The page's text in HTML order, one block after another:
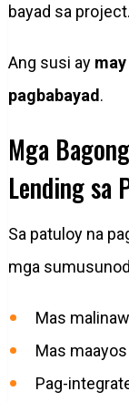
bayad sa project.
Ang susi ay
pagbabayad .
Mga
Lending sa
Sa patuloy na
mga
Mas
Mas
Pag-